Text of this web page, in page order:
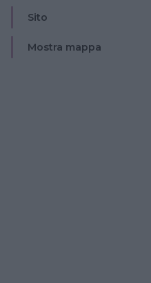
Sito
Mostra mappa